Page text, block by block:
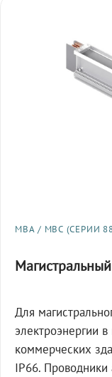
МВА / МВС (СЕРИИ
Для
электроэнергии
коммерческих
IP66.